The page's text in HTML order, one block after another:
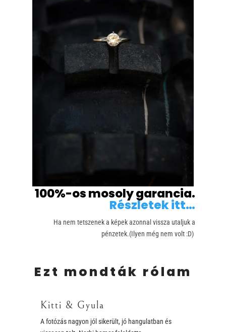
100%-os mosoly garancia.
Részletek itt…
Ha nem tetszenek a képek azonnal vissza utaljuk a
pénzetek.(Ilyen még nem volt :D)
Ezt mondták rólam
Kitti & Gyula
A fotózás nagyon jól sikerült, jó hangulatban és